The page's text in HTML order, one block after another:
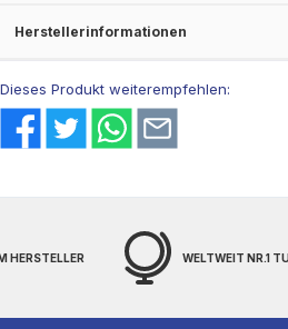
Herstellerinformationen
Dieses Produkt weiterempfehlen:
WELTWEIT NR.1 TUNING ADAPTER